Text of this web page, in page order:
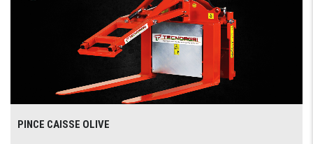
PINCE CAISSE OLIVE